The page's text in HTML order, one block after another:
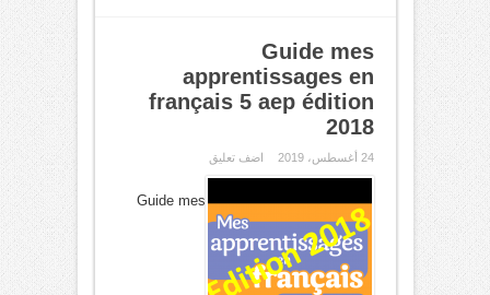
Guide mes
apprentissages en
français 5 aep édition
2018
24 أغسطس، 2019 اضف تعليق
Guide mes